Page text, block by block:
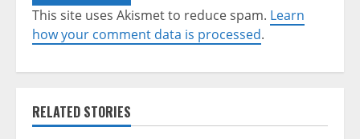
This site uses Akismet to reduce spam. Learn
how your comment data is processed.
RELATED STORIES